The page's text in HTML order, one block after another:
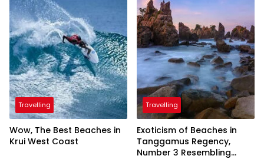
Travelling
Wow, The Best Beaches in
Krui West Coast
Travelling
Exoticism of Beaches in
Tanggamus Regency,
Number 3 Resembling